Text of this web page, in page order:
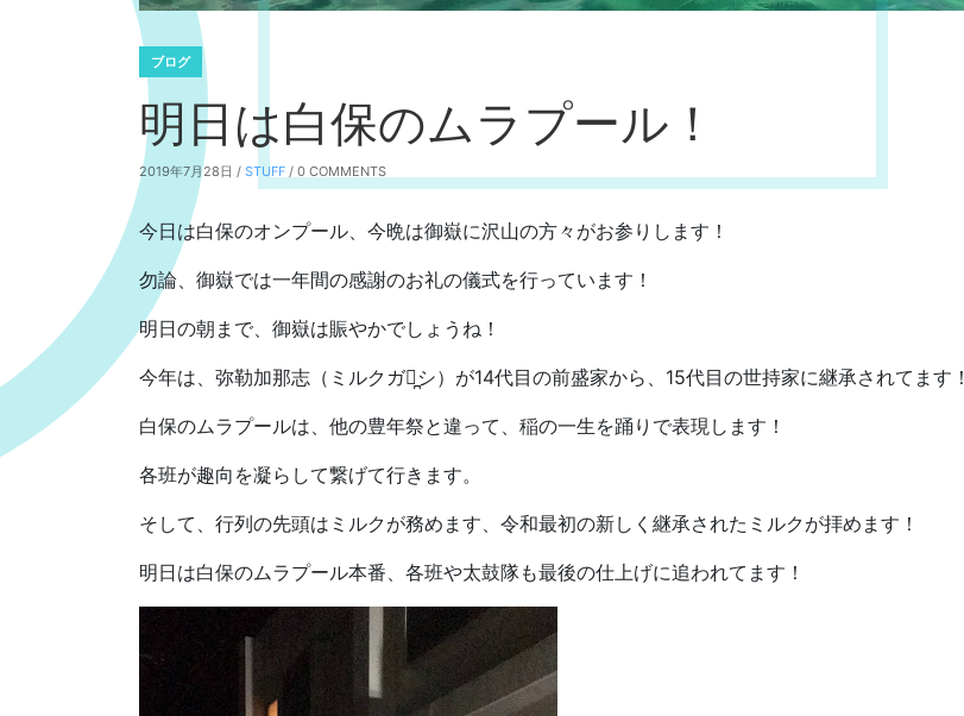
ブログ
明日は白保のムラプール！
2019年7月28日 / STUFF / 0 COMMENTS
今日は白保のオンプール、今晩は御嶽に沢山の方々がお参りします！
勿論、御嶽では一年間の感謝のお礼の儀式を行っています！
明日の朝まで、御嶽は賑やかでしょうね！
今年は、弥勒加那志（ミルクガナ̪シ）が14代目の前盛家から、15代目の世持家に継承されてます！
白保のムラプールは、他の豊年祭と違って、稲の一生を踊りで表現します！
各班が趣向を凝らして繋げて行きます。
そして、行列の先頭はミルクが務めます、令和最初の新しく継承されたミルクが拝めます！
明日は白保のムラプール本番、各班や太鼓隊も最後の仕上げに追われてます！